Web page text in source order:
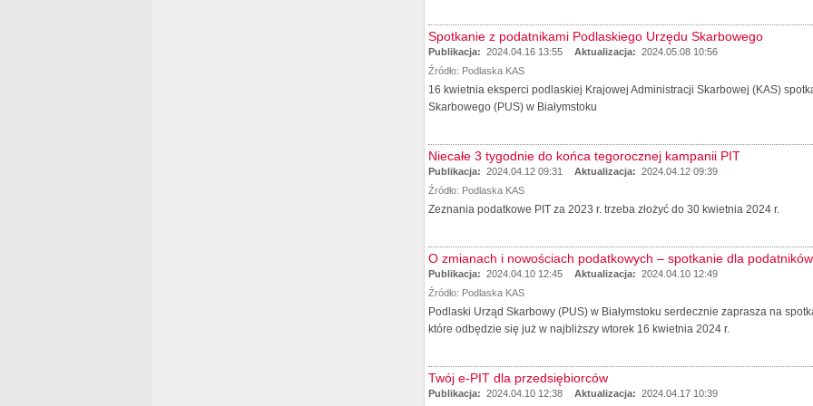
Spotkanie z podatnikami Podlaskiego Urzędu Skarbowego
Publikacja: 2024.04.16 13:55 Aktualizacja: 2024.05.08 10:56
Źródło: Podlaska KAS
16 kwietnia eksperci podlaskiej Krajowej Administracji Skarbowej (KAS)
Skarbowego (PUS) w Białymstoku
Niecałe 3 tygodnie do końca tegorocznej kampanii PIT
Publikacja: 2024.04.12 09:31 Aktualizacja: 2024.04.12 09:39
Źródło: Podlaska KAS
Zeznania podatkowe PIT za 2023 r. trzeba złożyć do 30 kwietnia 2024 r.
O zmianach i nowościach podatkowych – spotkanie dla
Publikacja: 2024.04.10 12:45 Aktualizacja: 2024.04.10 12:49
Źródło: Podlaska KAS
Podlaski Urząd Skarbowy (PUS) w Białymstoku serdecznie zaprasza na
które odbędzie się już w najbliższy wtorek 16 kwietnia 2024 r.
Twój e-PIT dla przedsiębiorców
Publikacja: 2024.04.10 12:38 Aktualizacja: 2024.04.17 10:39